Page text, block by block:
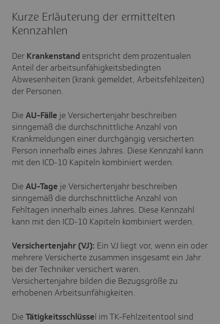
Kurze Erläuterung der ermittelten
Kennzahlen
Der Krankenstand entspricht dem prozentualen
Anteil der arbeitsunfähigkeitsbedingten
Abwesenheiten (krank gemeldet, Arbeitsfehlzeiten)
der Personen.
Die AU-Fälle je Versichertenjahr beschreiben
sinngemäß die durchschnittliche Anzahl von
Krankmeldungen einer durchgängig versicherten
Person innerhalb eines Jahres. Diese Kennzahl kann
mit den ICD-10 Kapiteln kombiniert werden.
Die AU-Tage je Versichertenjahr beschreiben
sinngemäß die durchschnittliche Anzahl von
Fehltagen innerhalb eines Jahres. Diese Kennzahl
kann mit den ICD-10 Kapiteln kombiniert werden.
Versichertenjahr (VJ): Ein VJ liegt vor, wenn ein oder
mehrere Versicherte zusammen insgesamt ein Jahr
bei der Techniker versichert waren.
Versichertenjahre bilden die Bezugsgröße zu
erhobenen Arbeitsunfähigkeiten.
Die Tätigkeitsschlüssel im TK-Fehlzeitentool sind